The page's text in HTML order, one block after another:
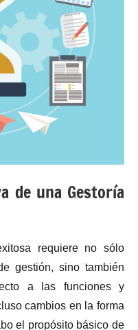
de una Gestoría
requiere no sólo
gestión, sino también
a las funciones y
cambios en la forma
el propósito básico de